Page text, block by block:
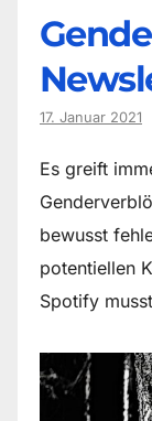
17. Januar 2021
Es greift
bewusst
potentiellen
Spotify